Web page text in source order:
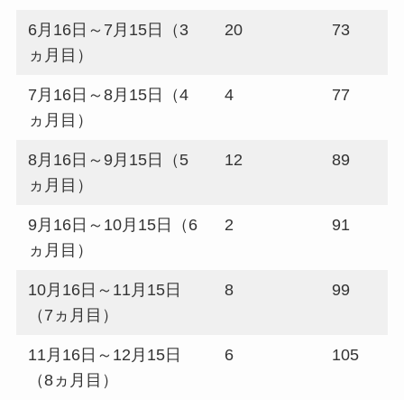
6月16日～7月15日（3
ヵ月目）
20 73
7月16日～8月15日（4
ヵ月目）
4 77
8月16日～9月15日（5
ヵ月目）
12 89
9月16日～10月15日（6
ヵ月目）
2 91
10月16日～11月15日
（7ヵ月目）
8 99
11月16日～12月15日
（8ヵ月目）
6 105